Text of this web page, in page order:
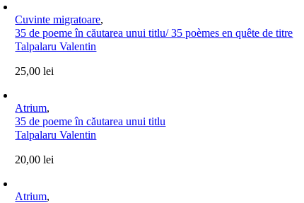
Cuvinte migratoare,
35 de poeme în căutarea unui titlu/ 35 poèmes en quête de titre
Talpalaru Valentin
25,00lei
Atrium,
35 de poeme în căutarea unui titlu
Talpalaru Valentin
20,00lei
Atrium,